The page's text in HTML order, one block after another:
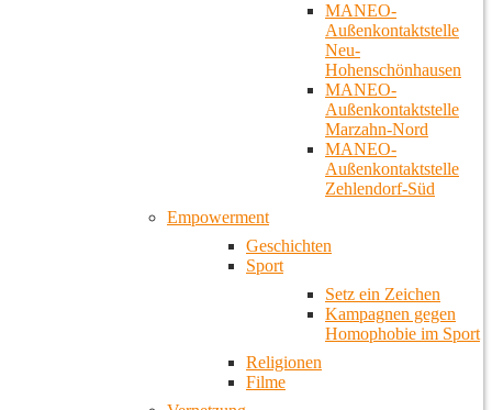
MANEO-
Außenkontaktstelle
Neu-
Hohenschönhausen
MANEO-
Außenkontaktstelle
Marzahn-Nord
MANEO-
Außenkontaktstelle
Zehlendorf-Süd
Empowerment
Geschichten
Sport
Setz ein Zeichen
Kampagnen gegen
Homophobie im Sport
Religionen
Filme